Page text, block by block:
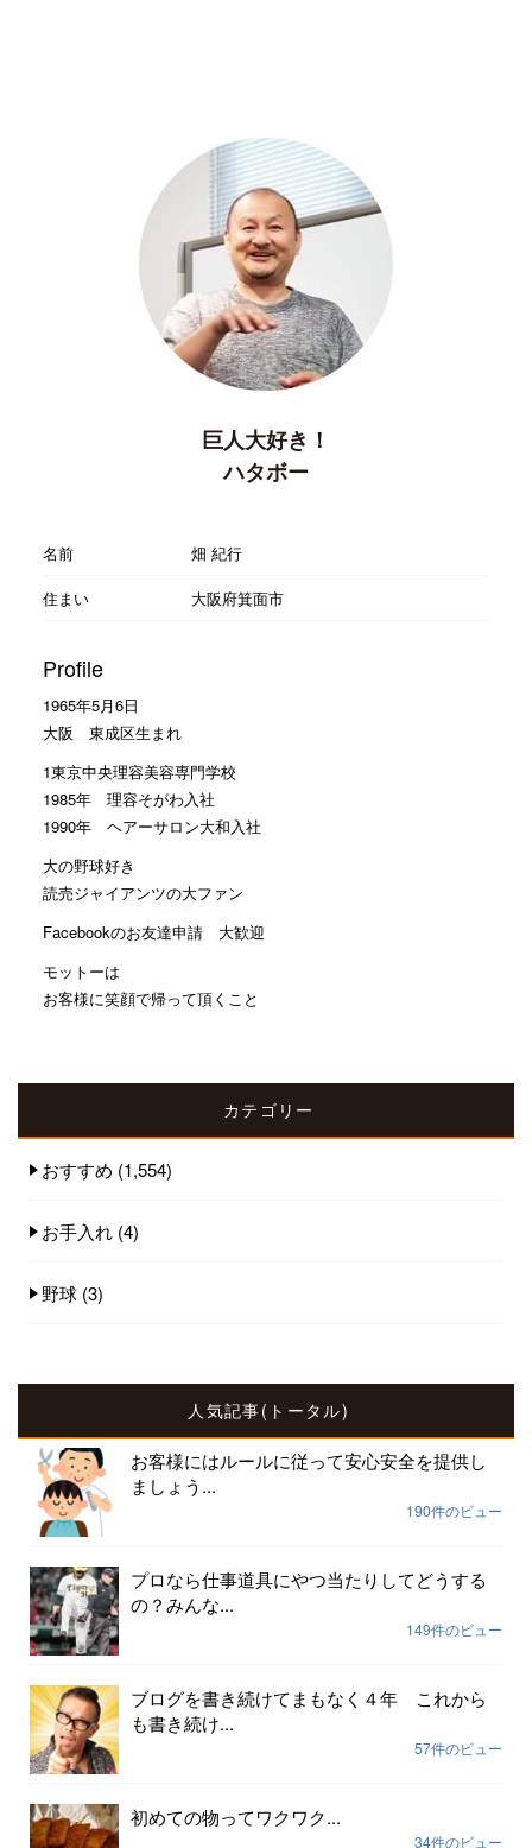
巨人大好き！
ハタボー
名前
畑 紀行
住まい
大阪府箕面市
Profile
1965年5月6日
大阪 東成区生まれ
1東京中央理容美容専門学校
1985年 理容そがわ入社
1990年 ヘアーサロン大和入社
大の野球好き
読売ジャイアンツの大ファン
Facebookのお友達申請 大歓迎
モットーは
お客様に笑顔で帰って頂くこと
カテゴリー
おすすめ (1,554)
お手入れ (4)
野球 (3)
人気記事(トータル)
お客様にはルールに従って安心安全を提供し
ましょう...
190件のビュー
プロなら仕事道具にやつ当たりしてどうする
の？みんな...
149件のビュー
ブログを書き続けてまもなく４年 これから
も書き続け...
57件のビュー
初めての物ってワクワク...
34件のビュー